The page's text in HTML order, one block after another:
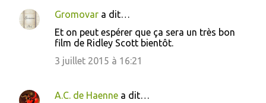
Gromovar a dit…
Et on peut espérer que ça sera un très bon
film de Ridley Scott bientôt.
3 juillet 2015 à 16:21
A.C. de Haenne a dit…